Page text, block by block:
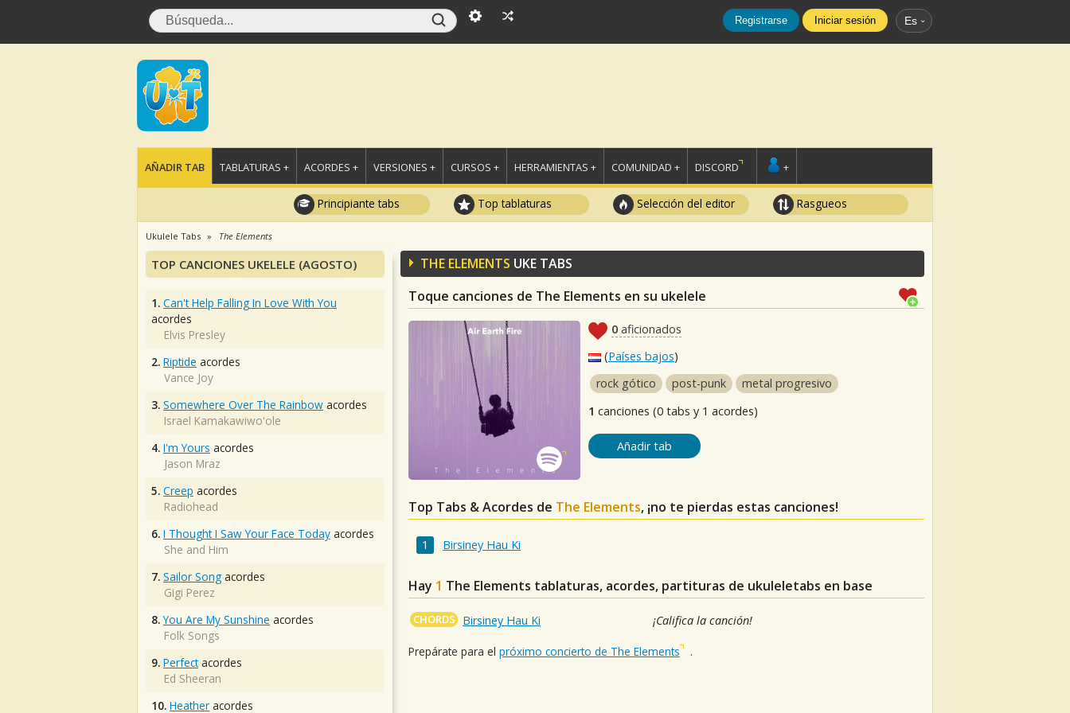
Registrarse Iniciar sesión Es
AÑADIR TAB TABLATURAS + ACORDES + VERSIONES + CURSOS + HERRAMIENTAS + COMUNIDAD + DISCORD +
Principiante tabs Top tablaturas Selección del editor Rasgueos
Ukulele Tabs The Elements
THE ELEMENTS UKE TABS
Toque canciones de The Elements en su ukelele
0 aficionados
(Países bajos)
rock gótico
post-punk
metal progresivo
1 canciones (0 tabs y 1 acordes)
Añadir tab
Top Tabs & Acordes de The Elements, ¡no te pierdas estas canciones!
Birsiney Hau Ki
Hay 1 The Elements tablaturas, acordes, partituras de ukuleletabs en base
CHORDS Birsiney Hau Ki ¡Califica la canción!
Prepárate para el próximo concierto de The Elements .
TOP CANCIONES UKELELE (AGOSTO)
1. Can't Help Falling In Love With You
acordes
Elvis Presley
2. Riptide acordes
Vance Joy
3. Somewhere Over The Rainbow acordes
Israel Kamakawiwo'ole
4. I'm Yours acordes
Jason Mraz
5. Creep acordes
Radiohead
6. I Thought I Saw Your Face Today acordes
She and Him
7. Sailor Song acordes
Gigi Perez
8. You Are My Sunshine acordes
Folk Songs
9. Perfectacordes
Ed Sheeran
10. Heather acordes